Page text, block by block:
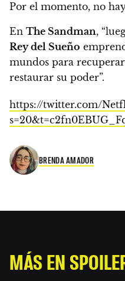
Por el momento, no
En The Sandman,
Rey del Sueño
mundos para
restaurar su poder”.
https://twitter.com/
BRENDA AMADOR
MÁS EN